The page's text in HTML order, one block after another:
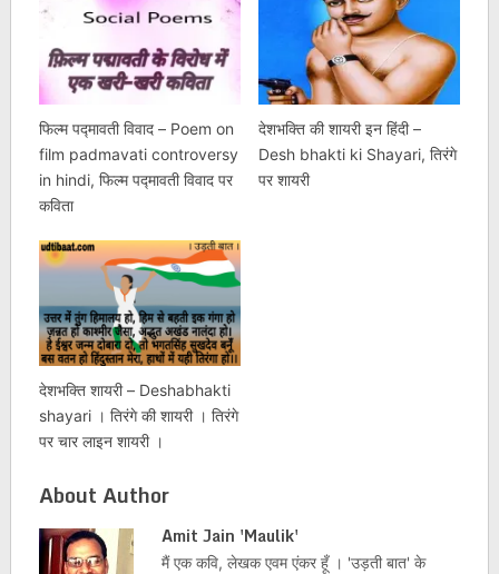
फिल्म पद्मावती विवाद – Poem on
film padmavati controversy
in hindi, फिल्म पद्मावती विवाद पर
कविता
देशभक्ति की शायरी इन हिंदी –
Desh bhakti ki Shayari, तिरंगे
पर शायरी
देशभक्ति शायरी – Deshabhakti
shayari । तिरंगे की शायरी । तिरंगे
पर चार लाइन शायरी ।
About Author
Amit Jain 'Maulik'
मैं एक कवि, लेखक एवम एंकर हूँ । 'उड़ती बात' के